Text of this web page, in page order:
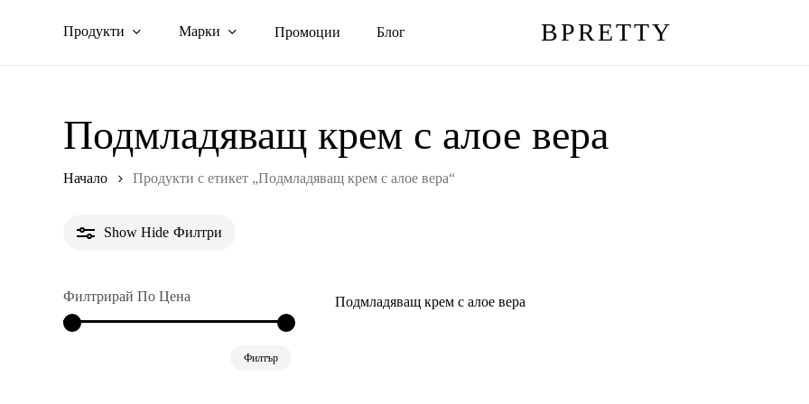
BPRETTY
Продукти Марки Промоции Блог
Подмладяващ крем с алое вера
Начало Продукти с етикет „Подмладяващ крем с алое вера“
Show Hide Филтри
Филтрирай По Цена
Филтър
Подмладяващ крем с алое вера